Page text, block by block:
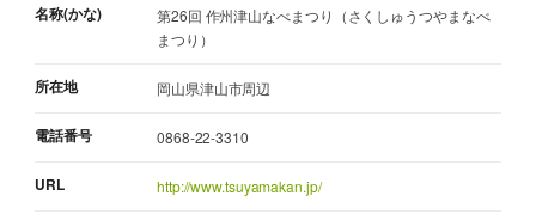
名称(かな)
第26回 作州津山なべまつり（さくしゅうつやまなべ
まつり）
所在地 岡山県津山市周辺
電話番号 0868-22-3310
URL http://www.tsuyamakan.jp/